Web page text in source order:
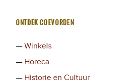
ONTDEK COEVORDEN
Winkels
Horeca
Historie en Cultuur